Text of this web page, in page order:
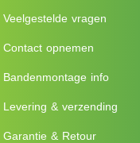
Veelgestelde vragen
Contact opnemen
Bandenmontage info
Levering & verzending
Garantie & Retour